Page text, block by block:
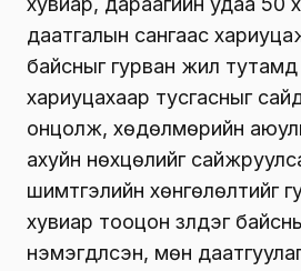
даатгалын сангаас
байсныг гурван жил тутамд
хариуцахаар тусгасныг
онцолж, хөдөлмөрийн
ахуйн нөхцөлийг
шимтгэлийн хөнгөлөлтийг
хувиар тооцон үзүүлдэг
нэмэгдүүлсэн, мөн